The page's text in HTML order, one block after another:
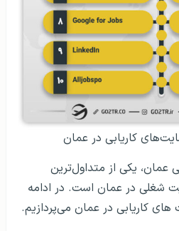
کاریابی در عمان
عمان، یکی از متداول‌ترین
شغلی در عمان است. در ادامه
کاریابی در عمان می‌پردازیم.